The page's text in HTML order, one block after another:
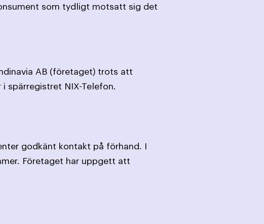
som tydligt motsatt sig det
AB (företaget) trots att
NIX-Telefon.
godkänt kontakt på förhand. I
Företaget har uppgett att